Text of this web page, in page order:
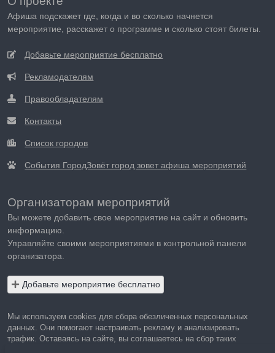
Афиша подскажет где, когда и во сколько начнется
мероприятие, расскажет о программе и сколько стоят билеты.
Добавьте мероприятие бесплатно
Рекламодателям
Правообладателям
Контакты
Список городов
События ГородЗовёт город зовет афиша мероприятий
Организаторам мероприятий
Вы можете добавить свое мероприятие на сайт и обновить
информацию.
Управляйте своими мероприятиями в контрольной панели
организатора.
Добавьте мероприятие бесплатно
Мы используем cookies для сбора обезличенных персональных
данных. Они помогают настраивать рекламу и анализировать
трафик. Оставаясь на сайте, вы соглашаетесь на сбор таких